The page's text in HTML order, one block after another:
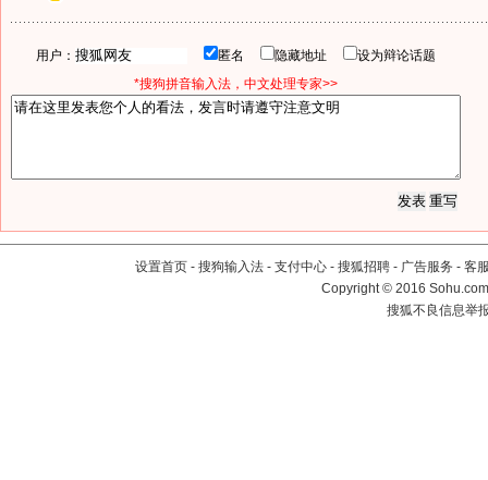
用户： 匿名 隐藏地址
设为辩论话题
*搜狗拼音输入法，中文处理专家>>
设置首页 - 搜狗输入法 - 支付中心 - 搜狐招聘 - 广告服务 - 客
Copyright©2016
搜狐不良信息举